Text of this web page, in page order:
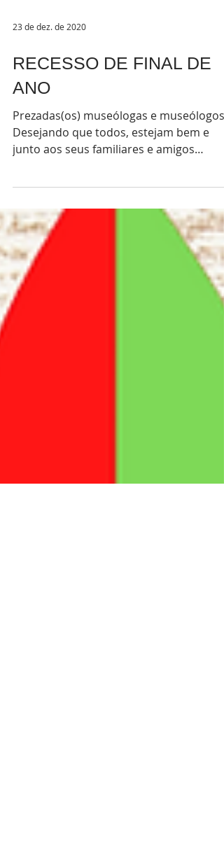
23 de dez. de 2020
RECESSO DE FINAL DE
ANO
junto aos seus familiares e amigos
comunicamos que não haverá...